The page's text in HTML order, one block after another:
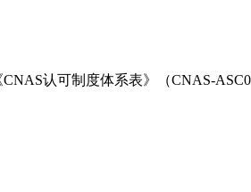
认可制度体系表》（CNAS-